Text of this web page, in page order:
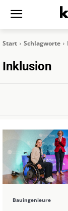
Start Schlagworte
Inklusion
Bauingenieure